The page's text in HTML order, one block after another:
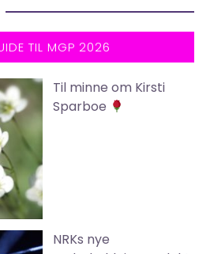
TIL MGP 2026
Til minne om Kirsti
Sparboe
NRKs nye